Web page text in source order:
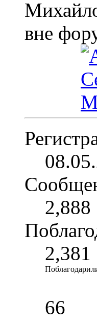
2,888
2,381
66